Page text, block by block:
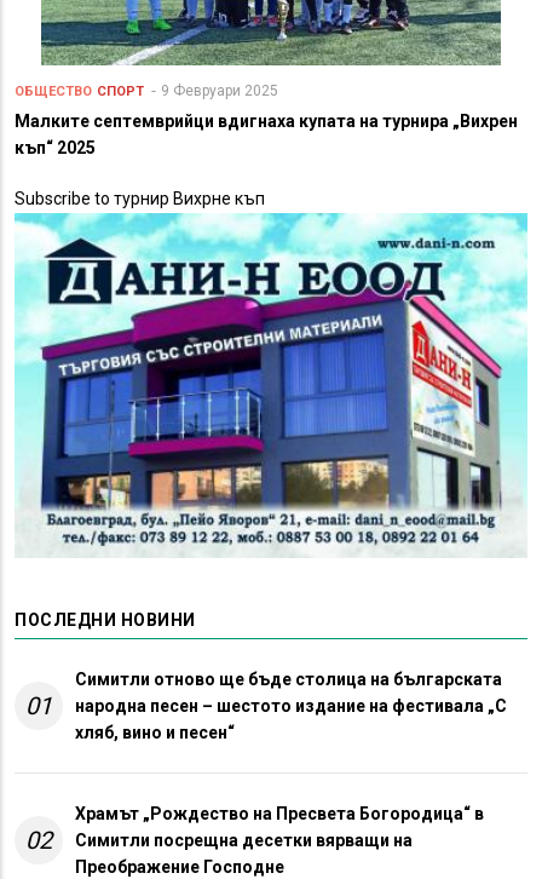
ОБЩЕСТВО СПОРТ 9 Февруари 2025
Малките септемврийци вдигнаха купата на турнира „Вихрен
къп“ 2025
Subscribe to турнир Вихрне къп
ПОСЛЕДНИ НОВИНИ
01
Симитли отново ще бъде столица на българската
народна песен – шестото издание на фестивала „С
хляб, вино и песен“
02
Храмът „Рождество на Пресвета Богородица“ в
Симитли посрещна десетки вярващи на
Преображение Господне